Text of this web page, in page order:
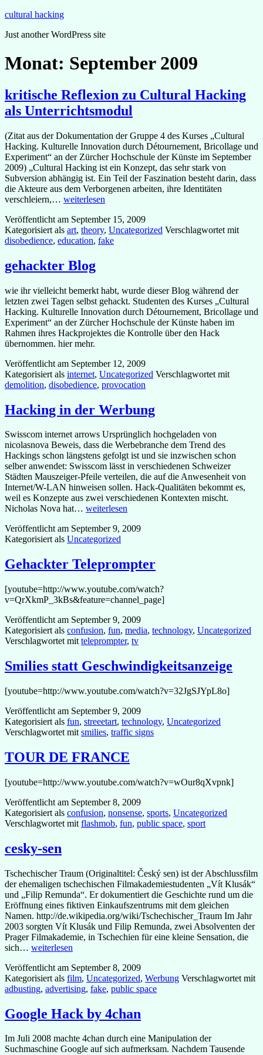
Zum
springen
cultural hacking
Just another WordPress site
Monat: September 2009
kritische Reflexion zu Cultural Hacking
als Unterrichtsmodul
(Zitat aus der Dokumentation der Gruppe 4 des Kurses „Cultural
Hacking. Kulturelle Innovation durch Détournement, Bricollage und
Experiment“ an der Zürcher Hochschule der Künste im September
2009) „Cultural Hacking ist ein Konzept, das sehr stark von
Subversion abhängig ist. Ein Teil der Faszination besteht darin, dass
die Akteure aus dem Verborgenen arbeiten, ihre Identitäten
verschleiern,… kritische
zu
Cultural
Hacking
Unterrichtsmodul
weiterlesen
Veröffentlicht am September 15, 2009
Kategorisiert als art, theory, Uncategorized Verschlagwortet mit
disobedience, education, fake
gehackter Blog
wie ihr vielleicht bemerkt habt, wurde dieser Blog während der
letzten zwei Tagen selbst gehackt. Studenten des Kurses „Cultural
Hacking. Kulturelle Innovation durch Détournement, Bricollage und
Experiment“ an der Zürcher Hochschule der Künste haben im
Rahmen ihres Hackprojektes die Kontrolle über den Hack
übernommen. hier mehr.
Veröffentlicht am September 12, 2009
Kategorisiert als internet, Uncategorized Verschlagwortet mit
demolition, disobedience, provocation
Hacking in der Werbung
Swisscom internet arrows Ursprünglich hochgeladen von
nicolasnova Beweis, dass die Werbebranche dem Trend des
Hackings schon längstens gefolgt ist und sie inzwischen schon
selber anwendet: Swisscom lässt in verschiedenen Schweizer
Städten Mauszeiger-Pfeile verteilen, die auf die Anwesenheit von
Internet/W-LAN hinweisen sollen. Hack-Qualitäten bekommt es,
weil es Konzepte aus zwei verschiedenen Kontexten mischt.
Nicholas Nova hat… Hacking
der
Werbung
weiterlesen
Veröffentlicht am September 9, 2009
Kategorisiert als Uncategorized
Gehackter Teleprompter
[youtube=http://www.youtube.com/watch?
v=QrXkmP_3kBs&feature=channel_page]
Veröffentlicht am September 9, 2009
Kategorisiert als confusion, fun, media, technology, Uncategorized
Verschlagwortet mit teleprompter, tv
Smilies statt Geschwindigkeitsanzeige
[youtube=http://www.youtube.com/watch?v=32JgSJYpL8o]
Veröffentlicht am September 9, 2009
Kategorisiert als fun, streeetart, technology, Uncategorized
Verschlagwortet mit smilies, traffic signs
TOUR DE FRANCE
[youtube=http://www.youtube.com/watch?v=wOur8qXvpnk]
Veröffentlicht am September 8, 2009
Kategorisiert als confusion, nonsense, sports, Uncategorized
Verschlagwortet mit flashmob, fun, public space, sport
cesky-sen
Tschechischer Traum (Originaltitel: Český sen) ist der Abschlussfilm
der ehemaligen tschechischen Filmakademiestudenten „Vít Klusák“
und „Filip Remunda“. Er dokumentiert die Geschichte rund um die
Eröffnung eines fiktiven Einkaufszentrums mit dem gleichen
Namen. http://de.wikipedia.org/wiki/Tschechischer_Traum Im Jahr
2003 sorgten Vít Klusák und Filip Remunda, zwei Absolventen der
Prager Filmakademie, in Tschechien für eine kleine Sensation, die
sich… cesky-
weiterlesen
Veröffentlicht am September 8, 2009
Kategorisiert als film, Uncategorized, Werbung Verschlagwortet mit
adbusting, advertising, fake, public space
Google Hack by 4chan
Im Juli 2008 machte 4chan durch eine Manipulation der
Suchmaschine Google auf sich aufmerksam. Nachdem Tausende